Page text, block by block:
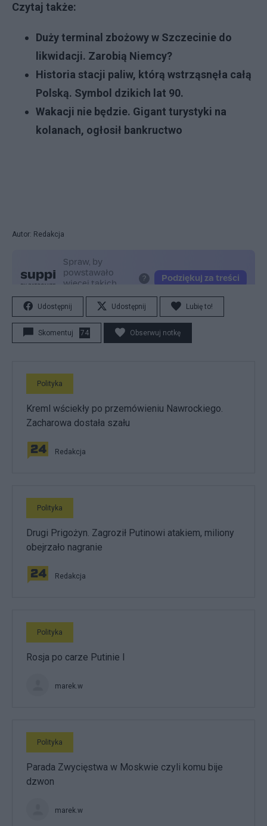
Czytaj także:
Duży terminal zbożowy w Szczecinie do
likwidacji. Zarobią Niemcy?
Historia stacji paliw, którą wstrząsnęła całą
Polską. Symbol dzikich lat 90.
Wakacji nie będzie. Gigant turystyki na
kolanach, ogłosił bankructwo
Autor: Redakcja
Udostępnij Udostępnij Lubię to!
Skomentuj 74 Obserwuj notkę
Polityka
Kreml wściekły po przemówieniu Nawrockiego.
Zacharowa dostała szału
Redakcja
Polityka
Drugi Prigożyn. Zagroził Putinowi atakiem, miliony
obejrzało nagranie
Redakcja
Polityka
Rosja po carze Putinie I
marek.w
Polityka
Parada Zwycięstwa w Moskwie czyli komu bije
dzwon
marek.w